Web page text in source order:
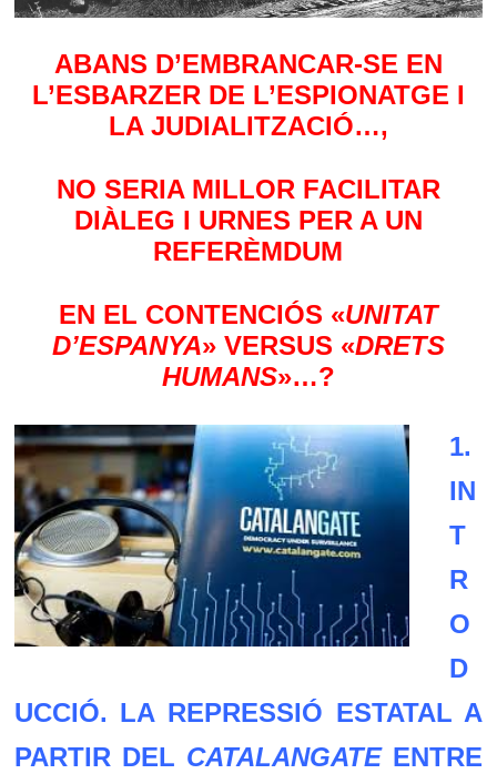
ABANS D’EMBRANCAR-SE EN
L’ESBARZER DE L’ESPIONATGE I
LA JUDIALITZACIÓ…,
NO SERIA MILLOR FACILITAR
DIÀLEG I URNES PER A UN
REFERÈMDUM
EN EL CONTENCIÓS «UNITAT
D’ESPANYA» VERSUS «DRETS
HUMANS»…?
1.
IN
T
R
O
D
UCCIÓ. LA REPRESSIÓ ESTATAL A
PARTIR DEL CATALANGATEENTRE